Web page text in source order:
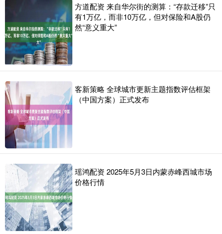
方道配资 来自华尔街的测算：“存款迁移”只
有1万亿，而非10万亿，但对保险和A股仍
然“意义重大”
客新策略 全球城市更新主题指数评估框架
（中国方案）正式发布
瑶鸿配资 2025年5月3日内蒙赤峰西城市场
价格行情